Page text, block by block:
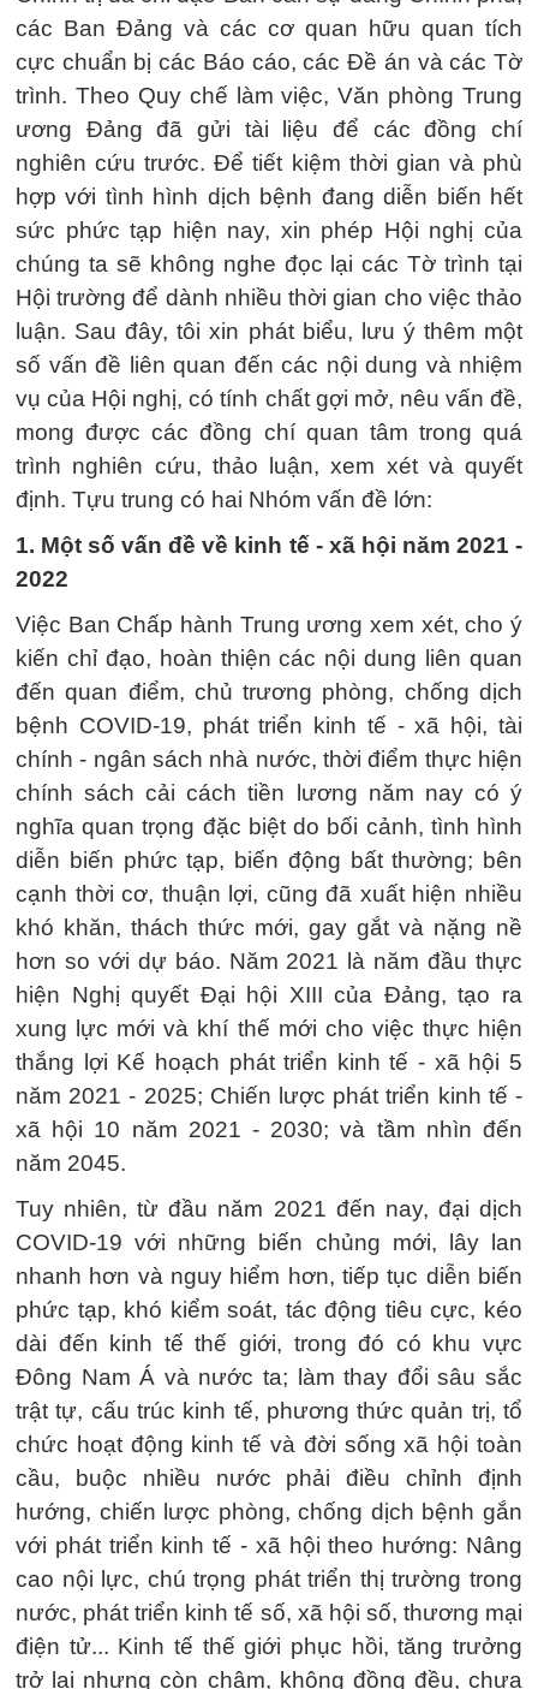
các Ban Đảng và các cơ quan hữu quan tích
cực chuẩn bị các Báo cáo, các Đề án và các Tờ
trình. Theo Quy chế làm việc, Văn phòng Trung
ương Đảng đã gửi tài liệu để các đồng chí
nghiên cứu trước. Để tiết kiệm thời gian và phù
hợp với tình hình dịch bệnh đang diễn biến hết
sức phức tạp hiện nay, xin phép Hội nghị của
chúng ta sẽ không nghe đọc lại các Tờ trình tại
Hội trường để dành nhiều thời gian cho việc thảo
luận. Sau đây, tôi xin phát biểu, lưu ý thêm một
số vấn đề liên quan đến các nội dung và nhiệm
vụ của Hội nghị, có tính chất gợi mở, nêu vấn đề,
mong được các đồng chí quan tâm trong quá
trình nghiên cứu, thảo luận, xem xét và quyết
định. Tựu trung có hai Nhóm vấn đề lớn:
1. Một số vấn đề về kinh tế - xã hội năm 2021 -
2022
Việc Ban Chấp hành Trung ương xem xét, cho ý
kiến chỉ đạo, hoàn thiện các nội dung liên quan
đến quan điểm, chủ trương phòng, chống dịch
bệnh COVID-19, phát triển kinh tế - xã hội, tài
chính - ngân sách nhà nước, thời điểm thực hiện
chính sách cải cách tiền lương năm nay có ý
nghĩa quan trọng đặc biệt do bối cảnh, tình hình
diễn biến phức tạp, biến động bất thường; bên
cạnh thời cơ, thuận lợi, cũng đã xuất hiện nhiều
khó khăn, thách thức mới, gay gắt và nặng nề
hơn so với dự báo. Năm 2021 là năm đầu thực
hiện Nghị quyết Đại hội XIII của Đảng, tạo ra
xung lực mới và khí thế mới cho việc thực hiện
thắng lợi Kế hoạch phát triển kinh tế - xã hội 5
năm 2021 - 2025; Chiến lược phát triển kinh tế -
xã hội 10 năm 2021 - 2030; và tầm nhìn đến
năm 2045.
Tuy nhiên, từ đầu năm 2021 đến nay, đại dịch
COVID-19 với những biến chủng mới, lây lan
nhanh hơn và nguy hiểm hơn, tiếp tục diễn biến
phức tạp, khó kiểm soát, tác động tiêu cực, kéo
dài đến kinh tế thế giới, trong đó có khu vực
Đông Nam Á và nước ta; làm thay đổi sâu sắc
trật tự, cấu trúc kinh tế, phương thức quản trị, tổ
chức hoạt động kinh tế và đời sống xã hội toàn
cầu, buộc nhiều nước phải điều chỉnh định
hướng, chiến lược phòng, chống dịch bệnh gắn
với phát triển kinh tế - xã hội theo hướng: Nâng
cao nội lực, chú trọng phát triển thị trường trong
nước, phát triển kinh tế số, xã hội số, thương mại
điện tử... Kinh tế thế giới phục hồi, tăng trưởng
trở lại nhưng còn chậm, không đồng đều, chưa